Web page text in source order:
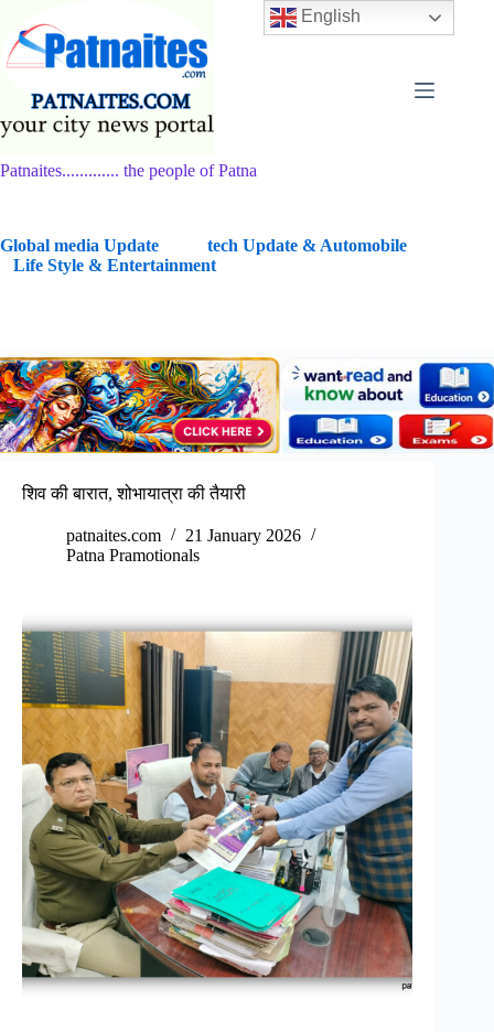
content
Patnaites............. the people of Patna
Global media Update
tech Update & Automobile
Life Style & Entertainment
शिव की बारात, शोभायात्रा की तैयारी
patnaites.com
21 January 2026
Patna Pramotionals
English